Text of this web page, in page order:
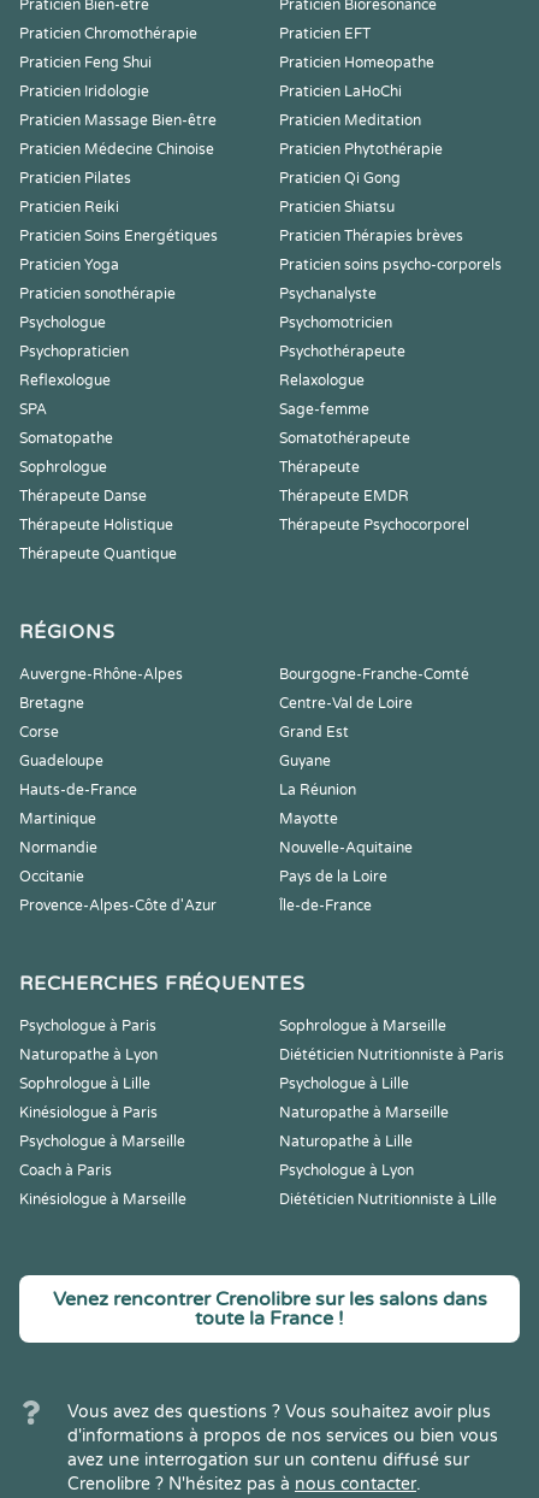
Praticien Bien-être
Praticien Biorésonance
Praticien Chromothérapie
Praticien EFT
Praticien Feng Shui
Praticien Homeopathe
Praticien Iridologie
Praticien LaHoChi
Praticien Massage Bien-être
Praticien Meditation
Praticien Médecine Chinoise
Praticien Phytothérapie
Praticien Pilates
Praticien Qi Gong
Praticien Reiki
Praticien Shiatsu
Praticien Soins Energétiques
Praticien Thérapies brèves
Praticien Yoga
Praticien soins psycho-corporels
Praticien sonothérapie
Psychanalyste
Psychologue
Psychomotricien
Psychopraticien
Psychothérapeute
Reflexologue
Relaxologue
SPA
Sage-femme
Somatopathe
Somatothérapeute
Sophrologue
Thérapeute
Thérapeute Danse
Thérapeute EMDR
Thérapeute Holistique
Thérapeute Psychocorporel
Thérapeute Quantique
RÉGIONS
Auvergne-Rhône-Alpes
Bourgogne-Franche-Comté
Bretagne
Centre-Val de Loire
Corse
Grand Est
Guadeloupe
Guyane
Hauts-de-France
La Réunion
Martinique
Mayotte
Normandie
Nouvelle-Aquitaine
Occitanie
Pays de la Loire
Provence-Alpes-Côte d'Azur
Île-de-France
RECHERCHES FRÉQUENTES
Psychologue à Paris
Sophrologue à Marseille
Naturopathe à Lyon
Diététicien Nutritionniste à Paris
Sophrologue à Lille
Psychologue à Lille
Kinésiologue à Paris
Naturopathe à Marseille
Psychologue à Marseille
Naturopathe à Lille
Coach à Paris
Psychologue à Lyon
Kinésiologue à Marseille
Diététicien Nutritionniste à Lille
Venez rencontrer Crenolibre sur les salons dans
toute la France !
Vous avez des questions ? Vous souhaitez avoir plus
d'informations à propos de nos services ou bien vous
avez une interrogation sur un contenu diffusé sur
Crenolibre ? N'hésitez pas à nous contacter.